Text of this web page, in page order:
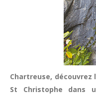
Chartreuse,
St Christophe dans